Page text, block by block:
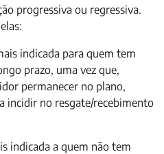
progressiva ou regressiva.
indicada para quem tem
prazo, uma vez que,
permanecer no plano,
incidir no resgate/recebimento
indicada a quem não tem